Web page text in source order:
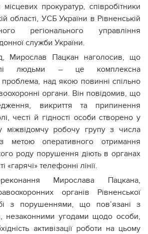
місцевих прокуратур, співробітники
області, УСБ України в Рівненській
регіонального управління
служби України.
Мирослав Пацкан наголосив, що
людьми – це комплексна
над якою повинні спільно
органи. Він повідомив, що
викриття та припинення
честі й гідності особи створено у
міжвідомчу робочу групу з числа
метою оперативного отримання
роду порушення діють в органах
«гарячі» телефонні лінії.
Мирослава Пацкана,
органів Рівненської
з порушеннями, що пов’язані з
незаконними угодами щодо особи,
активізації роботи на цьому